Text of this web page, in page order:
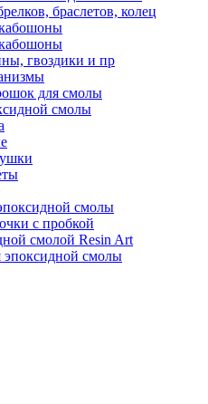
браслетов, колец
гвоздики и пр
для смолы
смолы
смолы
с пробкой
смолой Resin Art
смолы